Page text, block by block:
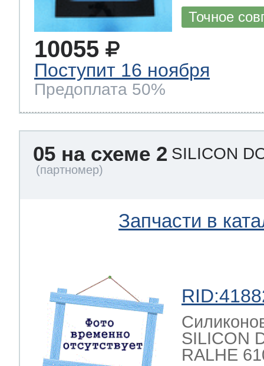
Точное
10055
Поступит 16 ноября
Предоплата 50%
05 на схеме 2 SILICON
Запчасти в
SILICON
RALHE